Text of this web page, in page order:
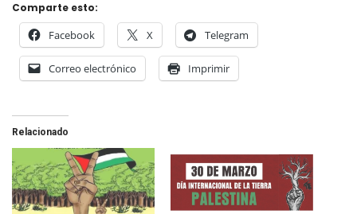
Comparte esto:
Facebook X Telegram
Correo electrónico Imprimir
Relacionado